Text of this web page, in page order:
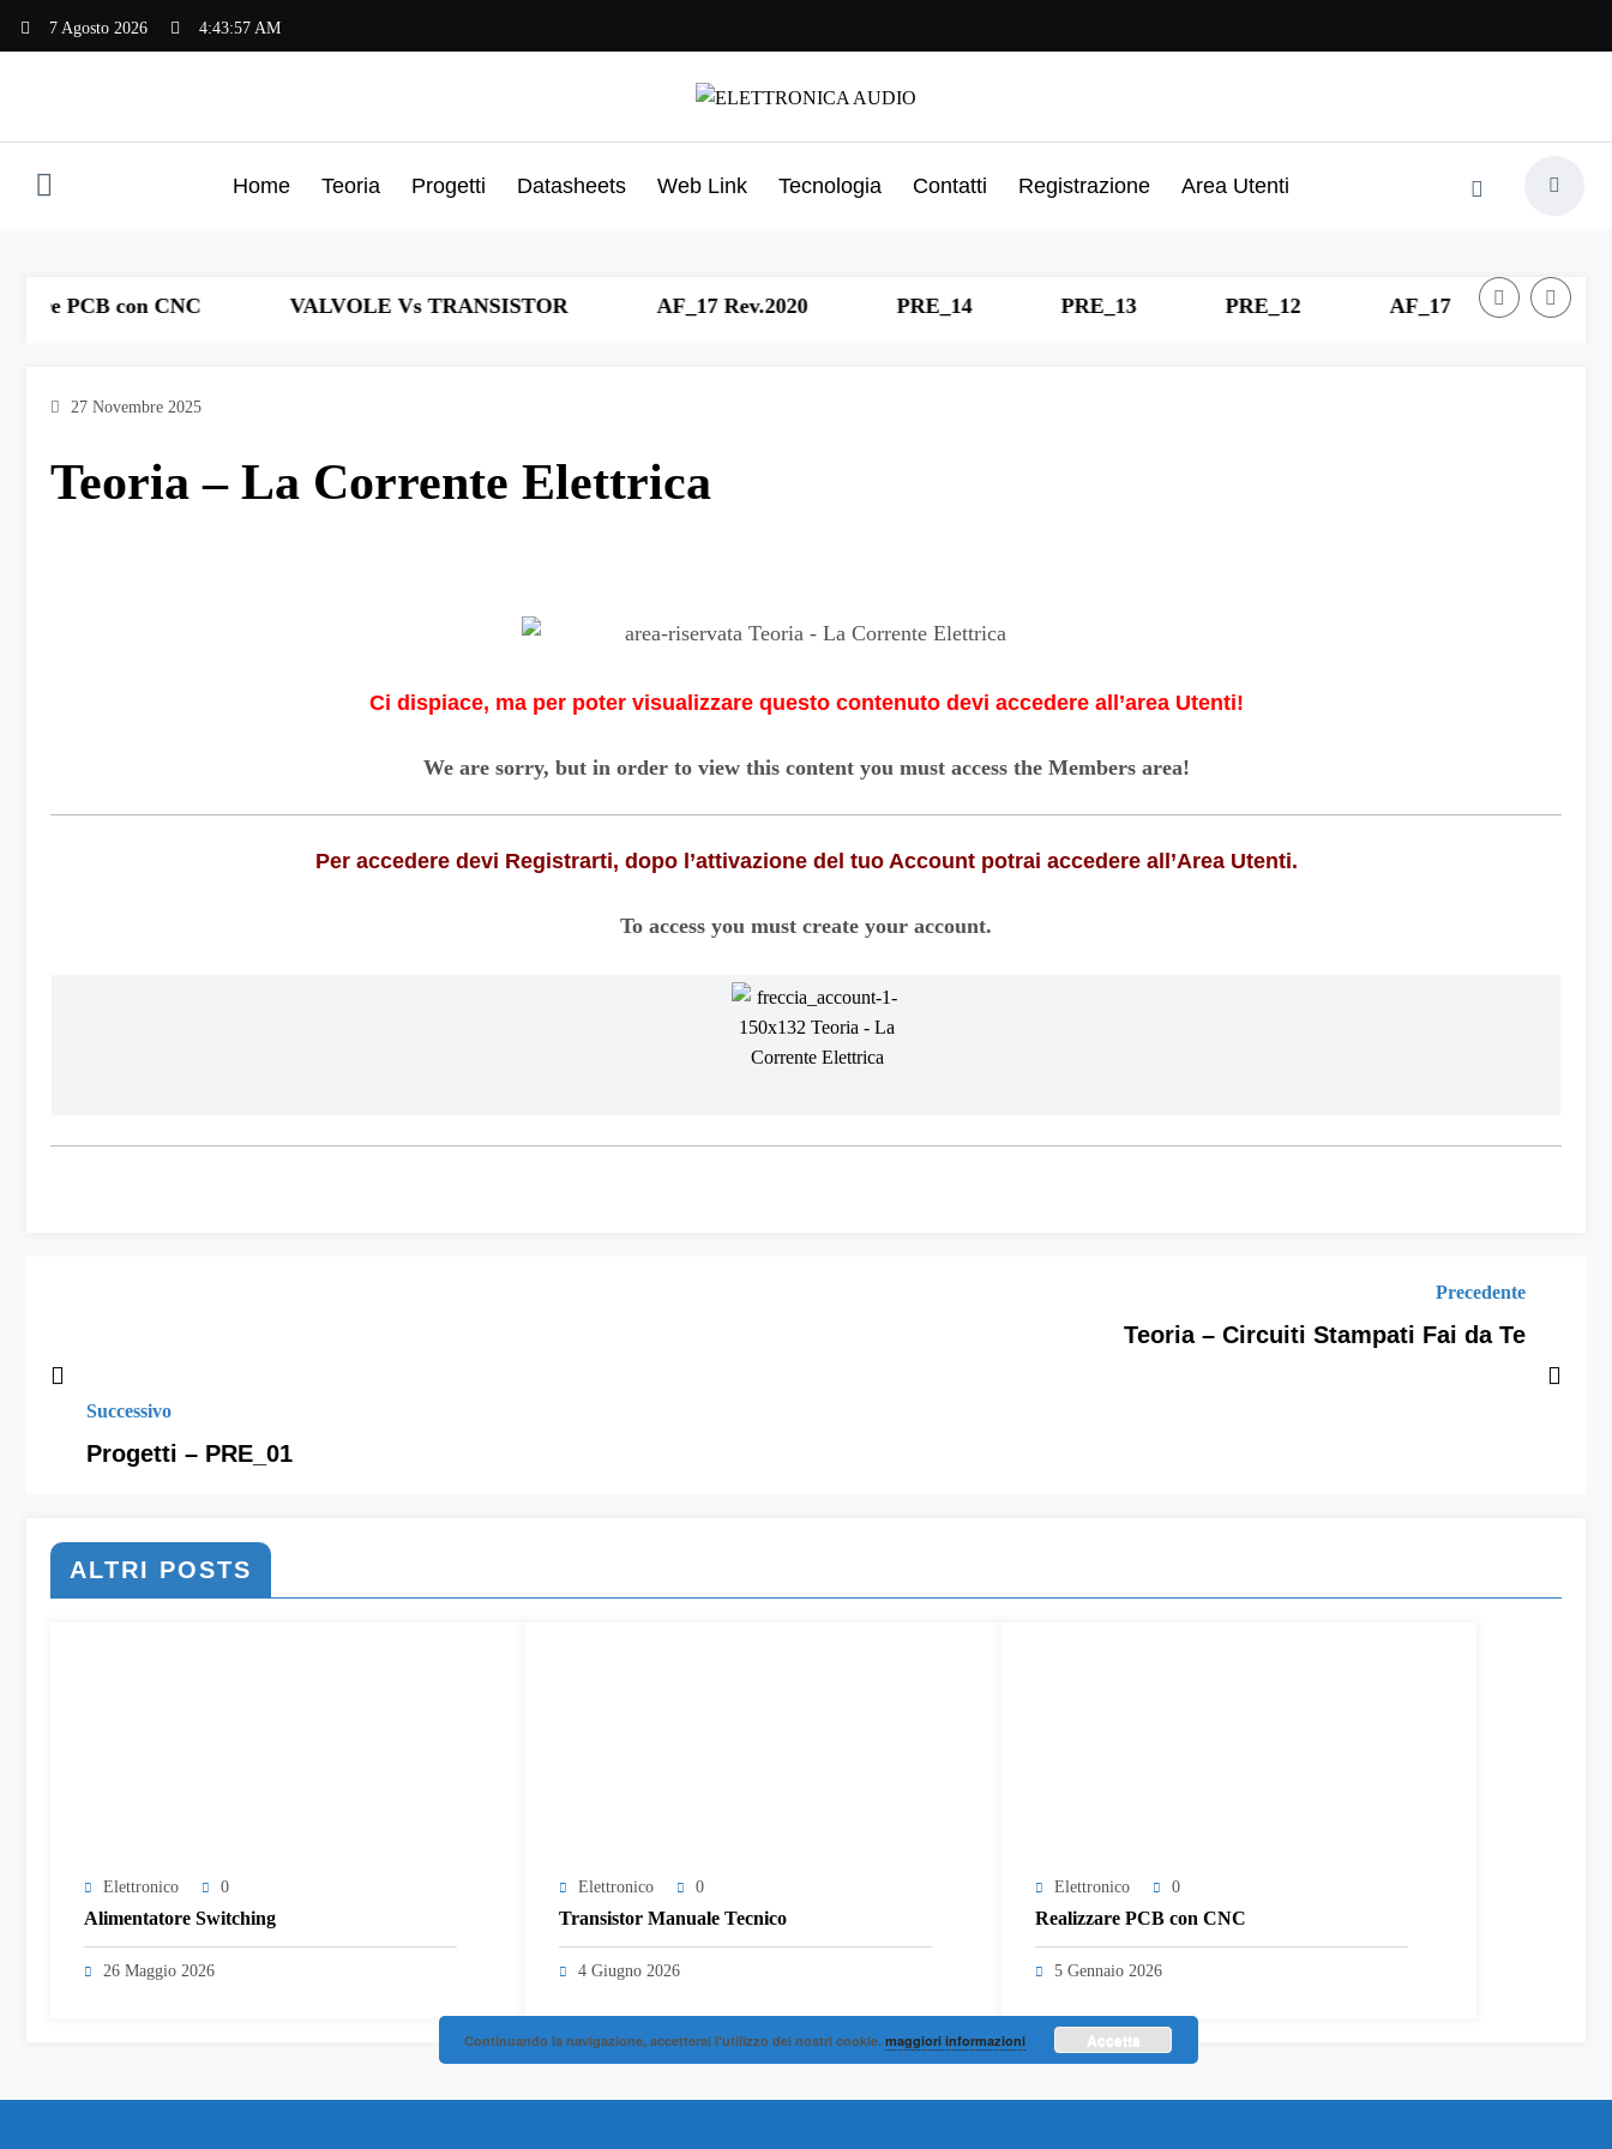
7 Agosto 2026 4:43:57 AM
Home Teoria Progetti Datasheets Web Link Tecnologia Contatti Registrazione Area Utenti
PCB con CNC VALVOLE Vs TRANSISTOR AF_17 Rev.2020 PRE_14 PRE_13 PRE_12 AF_17 PRE_11
27 Novembre 2025
Teoria – La Corrente Elettrica
Ci dispiace, ma per poter visualizzare questo contenuto devi accedere all’area Utenti!
We are sorry, but in order to view this content you must access the Members area!
Per accedere devi Registrarti, dopo l’attivazione del tuo Account potrai accedere all’Area Utenti.
To access you must create your account.
Precedente
Teoria – Circuiti Stampati Fai da Te
Successivo
Progetti – PRE_01
ALTRI POSTS
Elettronico 0
Alimentatore Switching
26 Maggio 2026
Elettronico 0
Transistor Manuale Tecnico
4 Giugno 2026
Elettronico 0
Realizzare PCB con CNC
5 Gennaio 2026
Continuando la navigazione, accetterai l'utilizzo dei nostri cookie. maggiori informazioni Accetta